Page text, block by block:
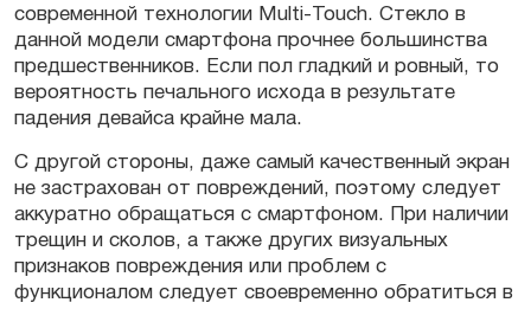
современной технологии Multi-Touch. Стекло в
данной модели смартфона прочнее большинства
предшественников. Если пол гладкий и ровный, то
вероятность печального исхода в результате
падения девайса крайне мала.
С другой стороны, даже самый качественный экран
не застрахован от повреждений, поэтому следует
аккуратно обращаться с смартфоном. При наличии
трещин и сколов, а также других визуальных
признаков повреждения или проблем с
функционалом следует своевременно обратиться в